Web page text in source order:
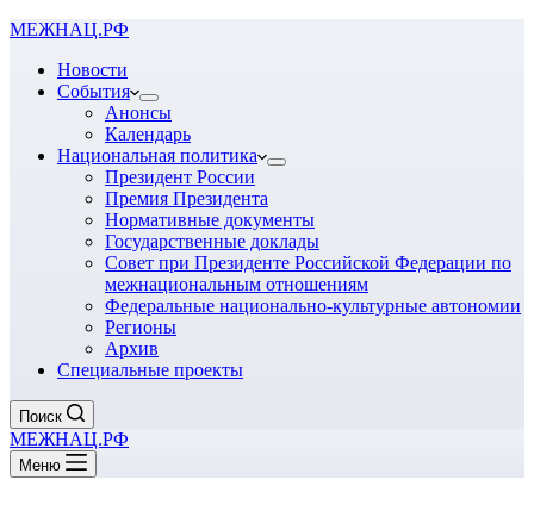
МЕЖНАЦ.РФ
Новости
События
Анонсы
Календарь
Национальная политика
Президент России
Премия Президента
Нормативные документы
Государственные доклады
Совет при Президенте Российской Федерации по
межнациональным отношениям
Федеральные национально-культурные автономии
Регионы
Архив
Специальные проекты
Поиск
МЕЖНАЦ.РФ
Меню